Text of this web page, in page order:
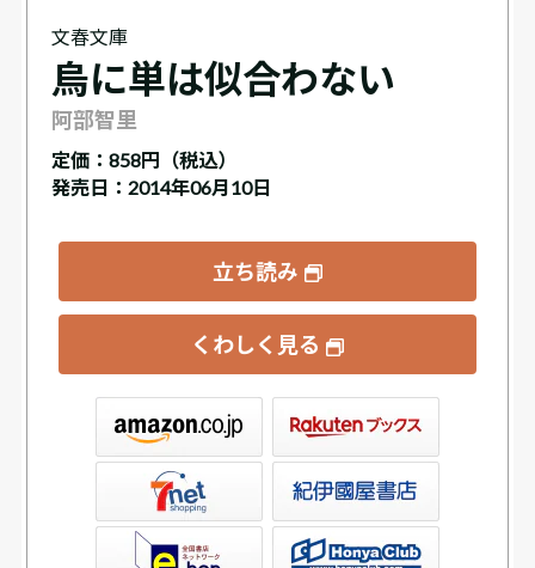
文春文庫
烏に単は似合わない
阿部智里
定価： 858円（税込）
発売日：2014年06月10日
立ち読み
くわしく見る
書店ウェブストア